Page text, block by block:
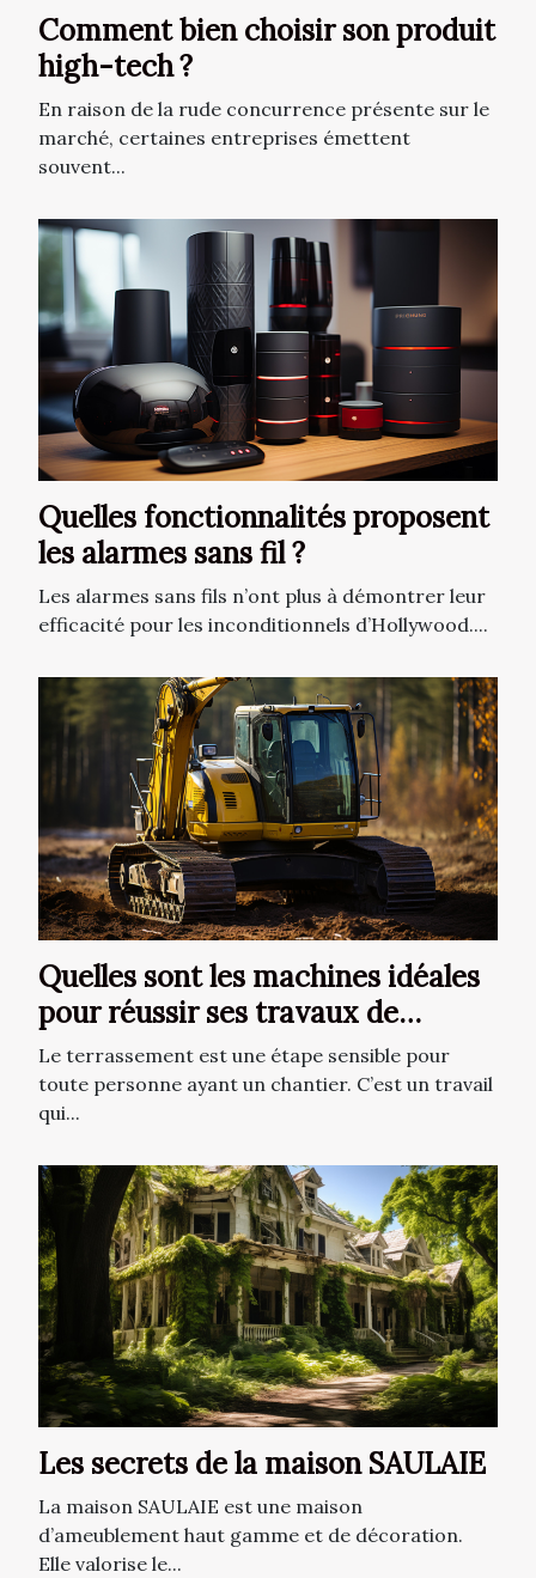
Comment bien choisir son produit
high-tech ?
En raison de la rude concurrence présente sur le
marché, certaines entreprises émettent
souvent...
Quelles fonctionnalités proposent
les alarmes sans fil ?
Les alarmes sans fils n’ont plus à démontrer leur
efficacité pour les inconditionnels d’Hollywood....
Quelles sont les machines idéales
pour réussir ses travaux de
terrassement ?
Le terrassement est une étape sensible pour
toute personne ayant un chantier. C’est un travail
qui...
Les secrets de la maison SAULAIE
La maison SAULAIE est une maison
d’ameublement haut gamme et de décoration.
Elle valorise le...